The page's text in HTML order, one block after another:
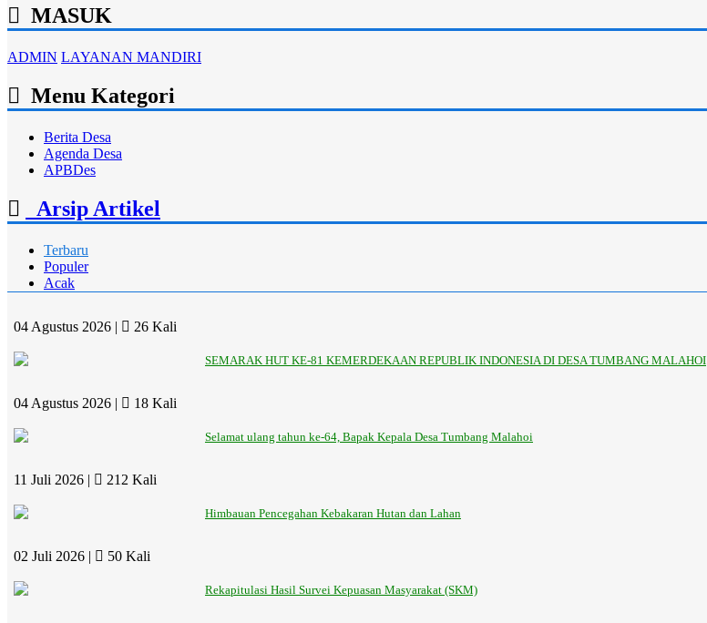
MASUK
ADMIN LAYANAN MANDIRI
Menu Kategori
Berita Desa
Agenda Desa
APBDes
Arsip Artikel
Terbaru
Populer
Acak
04 Agustus 2026 | 26 Kali
SEMARAK HUT KE-81 KEMERDEKAAN REPUBLIK INDONESIA DI DESA TUMBANG MALAHOI
04 Agustus 2026 | 18 Kali
Selamat ulang tahun ke-64, Bapak Kepala Desa Tumbang Malahoi
11 Juli 2026 | 212 Kali
Himbauan Pencegahan Kebakaran Hutan dan Lahan
02 Juli 2026 | 50 Kali
Rekapitulasi Hasil Survei Kepuasan Masyarakat (SKM)